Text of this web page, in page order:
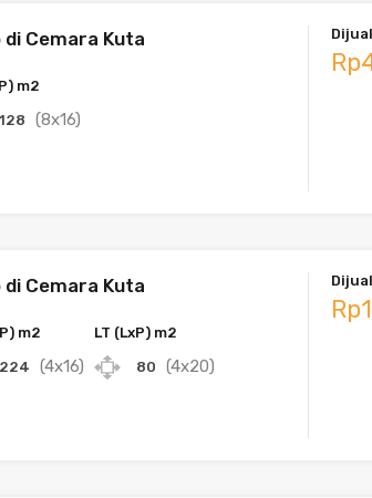
di Cemara Kuta
m2
128 (8x16)
Dijual
di Cemara Kuta
m2
224 (4x16)
LT (LxP) m2
80 (4x20)
Dijual